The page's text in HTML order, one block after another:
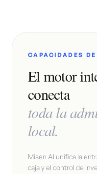
CAPACIDADES
El motor
conecta
toda la
local.
Misen AI unifica la
caja y el control de